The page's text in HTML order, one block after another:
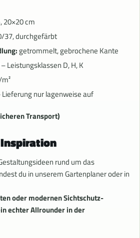
20×20 cm
37, durchgefärbt
getrommelt, gebrochene Kante
Leistungsklassen D, H, K
Lieferung nur lagenweise auf
Transport)
rund um das
du in unserem Gartenplaner oder in
oder modernen Sichtschutz-
echter Allrounder in der